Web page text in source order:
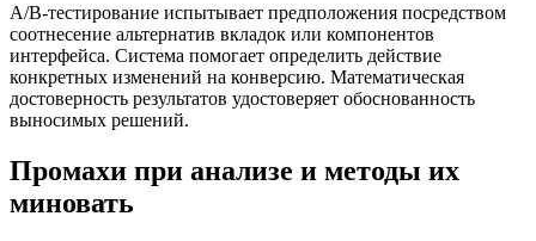
A/B-тестирование испытывает предположения посредством
соотнесение альтернатив вкладок или компонентов
интерфейса. Система помогает определить действие
конкретных изменений на конверсию. Математическая
достоверность результатов удостоверяет обоснованность
выносимых решений.
Промахи при анализе и методы их
миновать